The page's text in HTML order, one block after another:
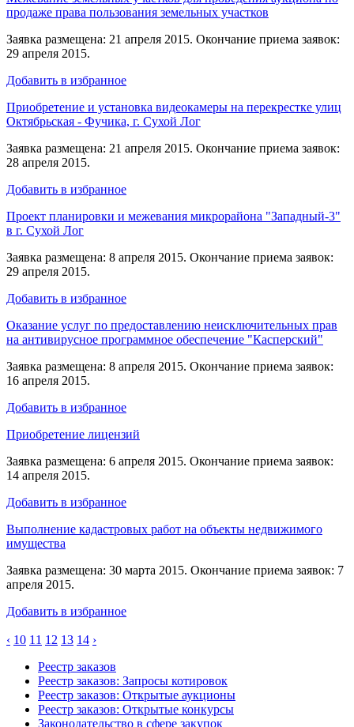
продаже права пользования земельных участков
Заявка размещена: 21 апреля 2015. Окончание приема заявок:
29 апреля 2015.
Добавить в избранное
Приобретение и установка видеокамеры на перекрестке улиц
Октябрьская - Фучика, г. Сухой Лог
Заявка размещена: 21 апреля 2015. Окончание приема заявок:
28 апреля 2015.
Добавить в избранное
Проект планировки и межевания микрорайона "Западный-3"
в г. Сухой Лог
Заявка размещена: 8 апреля 2015. Окончание приема заявок:
29 апреля 2015.
Добавить в избранное
Оказание услуг по предоставлению неисключительных прав
на антивирусное программное обеспечение "Касперский"
Заявка размещена: 8 апреля 2015. Окончание приема заявок:
16 апреля 2015.
Добавить в избранное
Приобретение лицензий
Заявка размещена: 6 апреля 2015. Окончание приема заявок:
14 апреля 2015.
Добавить в избранное
Выполнение кадастровых работ на объекты недвижимого
имущества
Заявка размещена: 30 марта 2015. Окончание приема заявок: 7
апреля 2015.
Добавить в избранное
‹ 10 11 12 13 14 ›
Реестр заказов
Реестр заказов: Запросы котировок
Реестр заказов: Открытые аукционы
Реестр заказов: Открытые конкурсы
Законодательство в сфере закупок